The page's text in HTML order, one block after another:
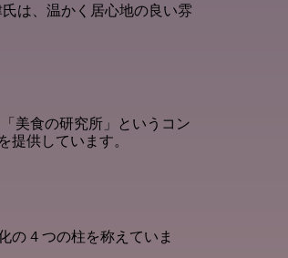
は、温かく居心地の良い雰
美食の研究所」というコン
供しています。
の 4 つの柱を称えていま